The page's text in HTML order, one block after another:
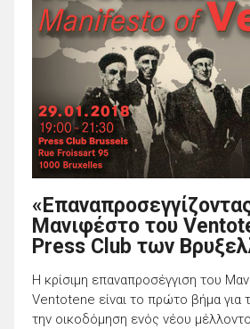
Μανιφέστο του
Press Club των
H κρίσιμη επαναπροσέγγιση του
Ventotene είναι το πρώτο βήμα για
την οικοδόμηση ενός νέου